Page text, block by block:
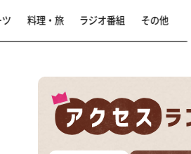
なるみ・岡村の過
料理・旅 ラジオ番組 その他